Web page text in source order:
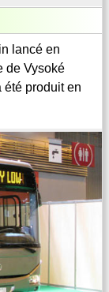
lancé en
de Vysoké
été produit en